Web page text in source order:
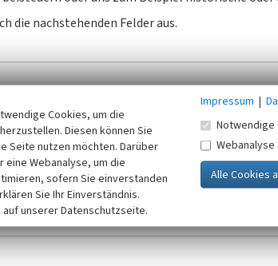
die nachstehenden Felder aus.
Angaben werden ausschließlich im Rahmen der KuLaDig-
des Datenschutzgesetzes NRW und der seit
bitte unsere Hinweise zumDatenschutz
Cookies, um die
Diesen können Sie
Seite nutzen möchten. Darüber
Webanalyse, um die
sofern Sie einverstanden
Sie Ihr Einverständnis.
unserer Datenschutzseite.
Impressum |
Notwendige
Webanalyse